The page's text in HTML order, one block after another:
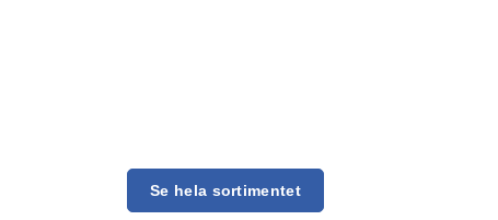
Se hela sortimentet